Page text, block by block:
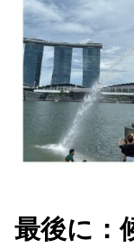
最後に：